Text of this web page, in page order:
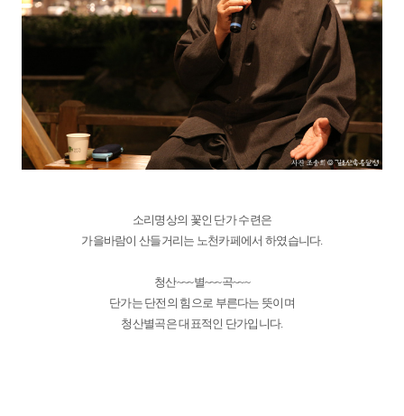
소리명상의 꽃인 단가 수련은
가을바람이 산들거리는 노천카페에서 하였습니다.
청산~~~별~~~곡~~~
단가는 단전의 힘으로 부른다는 뜻이며
청산별곡은 대표적인 단가입니다.